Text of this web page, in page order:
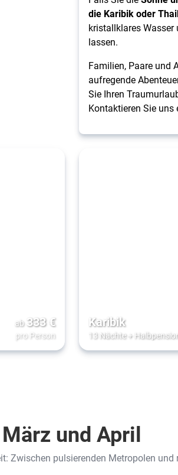
die Karibik oder
kristallklares Wasser
lassen.
Familien, Paare und
aufregende
Sie Ihren
Kontaktieren Sie uns
ab 333€
pro Person
Karibik
13 Nächte+
März und April
Zwischen pulsierenden Metropolen und